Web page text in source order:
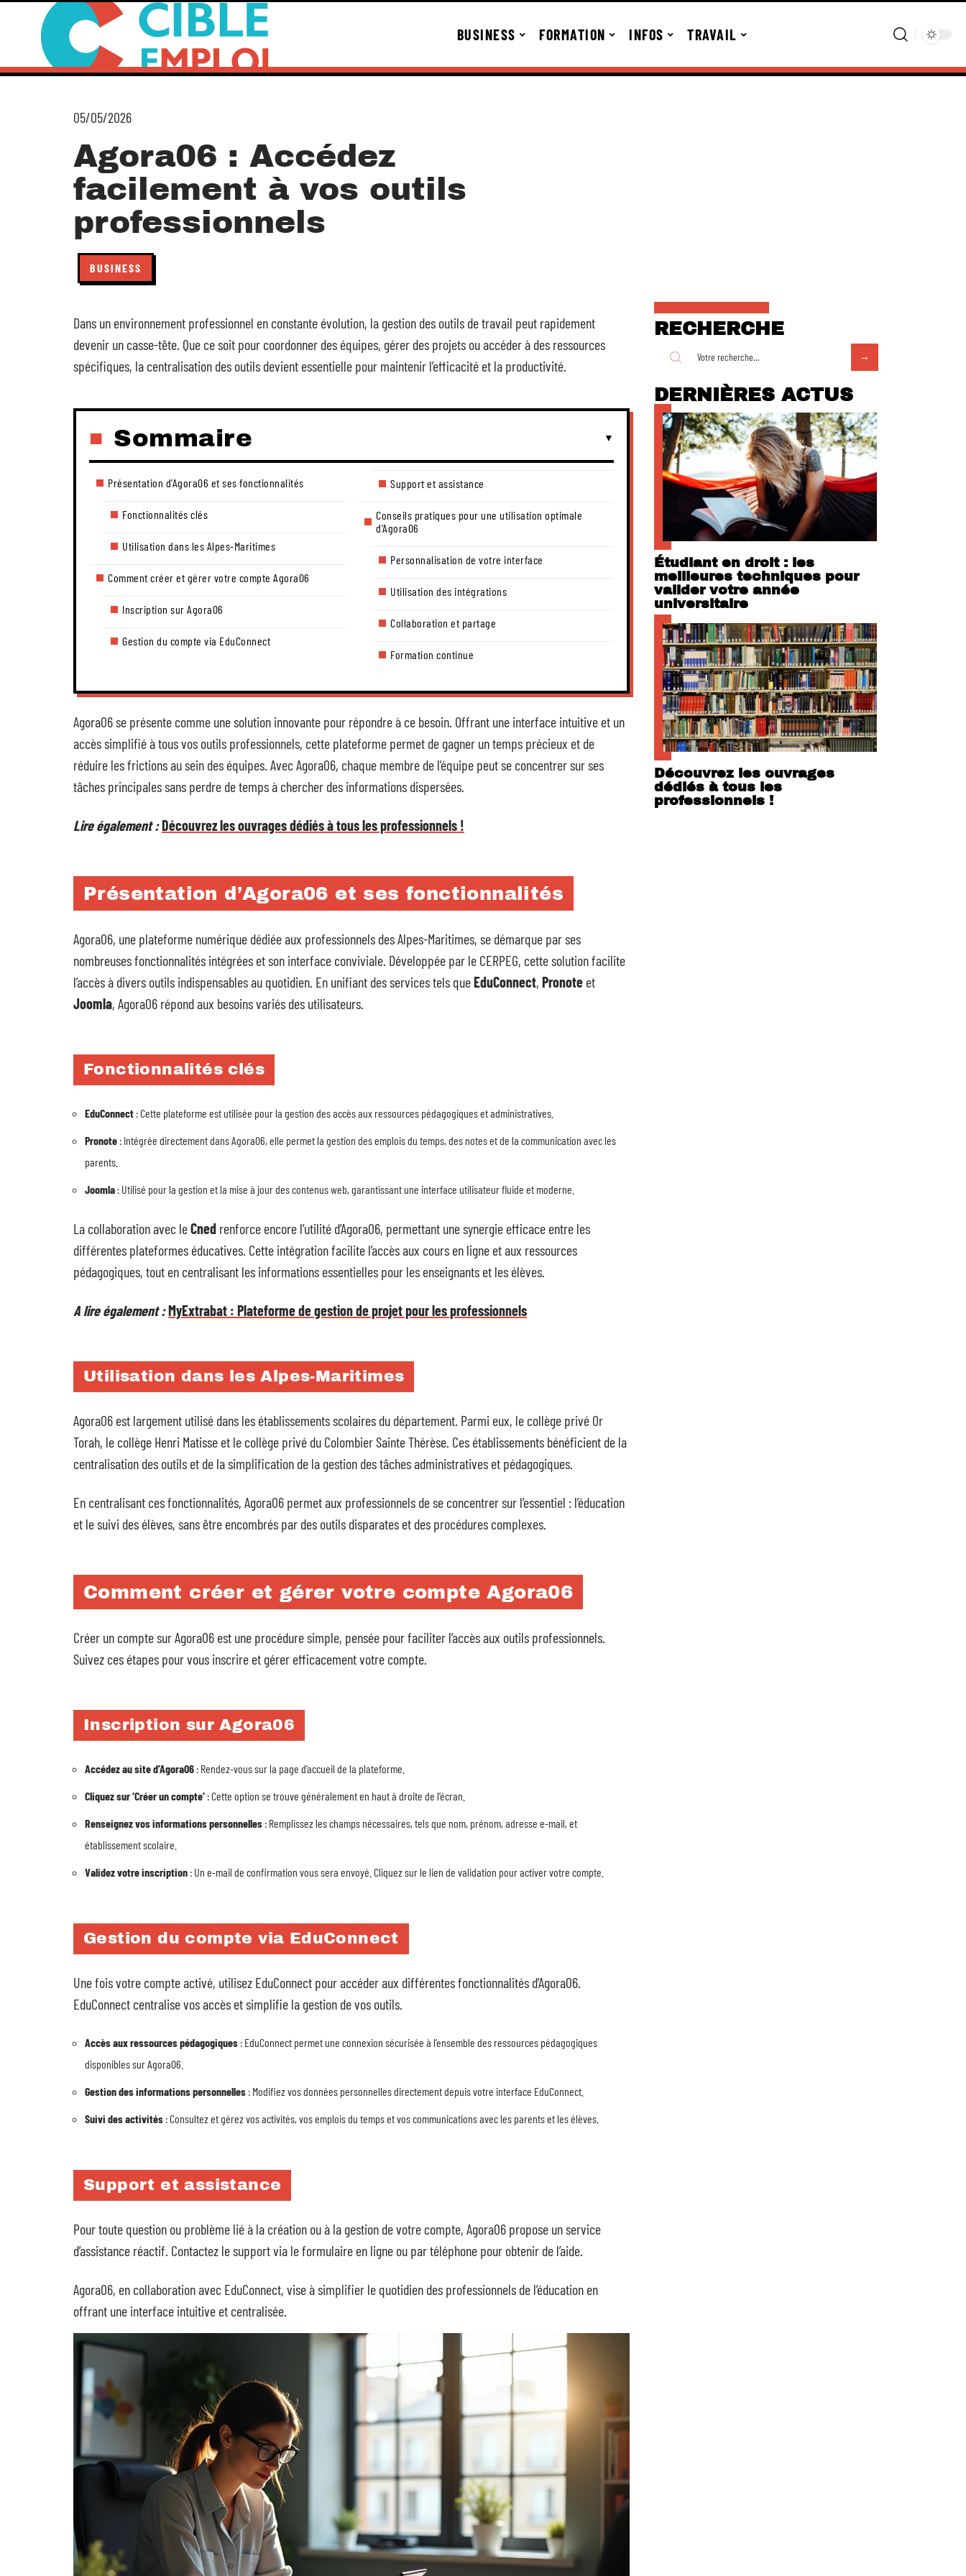
BUSINESS FORMATION INFOS TRAVAIL
05/05/2026
Agora06 : Accédez
facilement à vos outils
professionnels
BUSINESS
Dans un environnement professionnel en constante évolution, la gestion des outils de travail peut rapidement
devenir un casse-tête. Que ce soit pour coordonner des équipes, gérer des projets ou accéder à des ressources
spécifiques, la centralisation des outils devient essentielle pour maintenir l’efficacité et la productivité.
Sommaire
Présentation d’Agora06 et ses fonctionnalités
Fonctionnalités clés
Utilisation dans les Alpes-Maritimes
Comment créer et gérer votre compte Agora06
Inscription sur Agora06
Gestion du compte via EduConnect
Support et assistance
Conseils pratiques pour une utilisation optimale
d’Agora06
Personnalisation de votre interface
Utilisation des intégrations
Collaboration et partage
Formation continue
Agora06 se présente comme une solution innovante pour répondre à ce besoin. Offrant une interface intuitive et un
accès simplifié à tous vos outils professionnels, cette plateforme permet de gagner un temps précieux et de
réduire les frictions au sein des équipes. Avec Agora06, chaque membre de l’équipe peut se concentrer sur ses
tâches principales sans perdre de temps à chercher des informations dispersées.
Lire également :Découvrez les ouvrages dédiés à tous les professionnels !
Présentation d’Agora06 et ses fonctionnalités
Agora06, une plateforme numérique dédiée aux professionnels des Alpes-Maritimes, se démarque par ses
nombreuses fonctionnalités intégrées et son interface conviviale. Développée par le CERPEG, cette solution facilite
l’accès à divers outils indispensables au quotidien. En unifiant des services tels queEduConnect, Pronote et
Joomla, Agora06 répond aux besoins variés des utilisateurs.
Fonctionnalités clés
EduConnect : Cette plateforme est utilisée pour la gestion des accès aux ressources pédagogiques et administratives.
Pronote : Intégrée directement dans Agora06, elle permet la gestion des emplois du temps, des notes et de la communication avec les
parents.
Joomla : Utilisé pour la gestion et la mise à jour des contenus web, garantissant une interface utilisateur fluide et moderne.
La collaboration avec leCned renforce encore l’utilité d’Agora06, permettant une synergie efficace entre les
différentes plateformes éducatives. Cette intégration facilite l’accès aux cours en ligne et aux ressources
pédagogiques, tout en centralisant les informations essentielles pour les enseignants et les élèves.
A lire également :MyExtrabat : Plateforme de gestion de projet pour les professionnels
Utilisation dans les Alpes-Maritimes
Agora06 est largement utilisé dans les établissements scolaires du département. Parmi eux, le collège privé Or
Torah, le collège Henri Matisse et le collège privé du Colombier Sainte Thérèse. Ces établissements bénéficient de la
centralisation des outils et de la simplification de la gestion des tâches administratives et pédagogiques.
En centralisant ces fonctionnalités, Agora06 permet aux professionnels de se concentrer sur l’essentiel : l’éducation
et le suivi des élèves, sans être encombrés par des outils disparates et des procédures complexes.
Comment créer et gérer votre compte Agora06
Créer un compte sur Agora06 est une procédure simple, pensée pour faciliter l’accès aux outils professionnels.
Suivez ces étapes pour vous inscrire et gérer efficacement votre compte.
Inscription sur Agora06
Accédez au site d’Agora06 : Rendez-vous sur la page d’accueil de la plateforme.
Cliquez sur ‘Créer un compte’ : Cette option se trouve généralement en haut à droite de l’écran.
Renseignez vos informations personnelles : Remplissez les champs nécessaires, tels que nom, prénom, adresse e-mail, et
établissement scolaire.
Validez votre inscription : Un e-mail de confirmation vous sera envoyé. Cliquez sur le lien de validation pour activer votre compte.
Gestion du compte via EduConnect
Une fois votre compte activé, utilisez EduConnect pour accéder aux différentes fonctionnalités d’Agora06.
EduConnect centralise vos accès et simplifie la gestion de vos outils.
Accès aux ressources pédagogiques : EduConnect permet une connexion sécurisée à l’ensemble des ressources pédagogiques
disponibles sur Agora06.
Gestion des informations personnelles : Modifiez vos données personnelles directement depuis votre interface EduConnect.
Suivi des activités : Consultez et gérez vos activités, vos emplois du temps et vos communications avec les parents et les élèves.
Support et assistance
Pour toute question ou problème lié à la création ou à la gestion de votre compte, Agora06 propose un service
d’assistance réactif. Contactez le support via le formulaire en ligne ou par téléphone pour obtenir de l’aide.
Agora06, en collaboration avec EduConnect, vise à simplifier le quotidien des professionnels de l’éducation en
offrant une interface intuitive et centralisée.
RECHERCHE
DERNIÈRES ACTUS
Étudiant en droit : les
meilleures techniques pour
valider votre année
universitaire
Découvrez les ouvrages
dédiés à tous les
professionnels !